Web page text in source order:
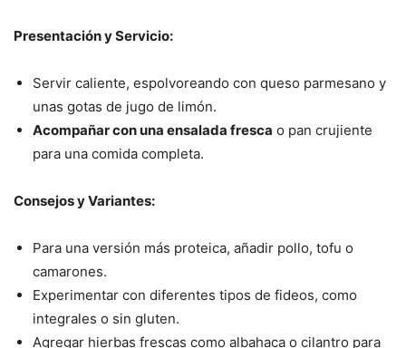
Presentación y Servicio:
Servir caliente, espolvoreando con queso parmesano y
unas gotas de jugo de limón.
Acompañar con una ensalada fresca o pan crujiente
para una comida completa.
Consejos y Variantes:
Para una versión más proteica, añadir pollo, tofu o
camarones.
Experimentar con diferentes tipos de fideos, como
integrales o sin gluten.
Agregar hierbas frescas como albahaca o cilantro para